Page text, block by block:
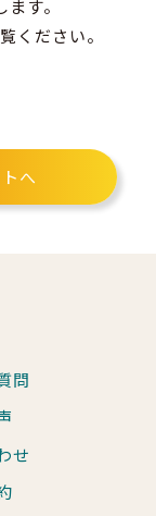
す。
ください。
へ
問
せ